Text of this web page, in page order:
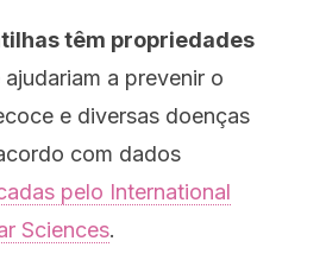
têm propriedades
ajudariam a prevenir o
e diversas doenças
com dados
pelo International
Sciences.